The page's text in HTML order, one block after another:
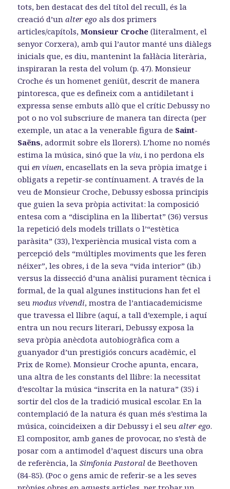
tots, ben destacat des del títol del recull, és la
creació d’unalter ego als dos primers
articles/capítols,Monsieur Croche (literalment, el
senyor Corxera), amb qui l’autor manté uns diàlegs
inicials que, es diu, mantenint la fal·làcia literària,
inspiraran la resta del volum (p. 47). Monsieur
Croche és un homenet geniüt, descrit de manera
pintoresca, que es defineix com a antidiletant i
expressa sense embuts allò que el crític Debussy no
pot o no vol subscriure de manera tan directa (per
exemple, un atac a la venerable figura de Saint-
Saëns, adormit sobre els llorers). L’home no només
estima la música, sinó que laviu, i no perdona els
quien viuen, encasellats en la seva pròpia imatge i
obligats a repetir-se contínuament. A través de la
veu de Monsieur Croche, Debussy esbossa principis
que guien la seva pròpia activitat: la composició
entesa com a “disciplina en la llibertat” (36) versus
la repetició dels models trillats o l’“estètica
paràsita” (33), l’experiència musical vista com a
percepció dels “múltiples moviments que les feren
néixer”, les obres, i de la seva “vida interior” (ib.)
versus la dissecció d’una anàlisi purament tècnica i
formal, de la qual algunes institucions han fet el
seu modus vivendi, mostra de l’antiacademicisme
que travessa el llibre (aquí, a tall d’exemple, i aquí
entra un nou recurs literari, Debussy exposa la
seva pròpia anècdota autobiogràfica com a
guanyador d’un prestigiós concurs acadèmic, el
Prix de Rome). Monsieur Croche apunta, encara,
una altra de les constants del llibre: la necessitat
d’escoltar la música “inscrita en la natura” (35) i
sortir del clos de la tradició musical escolar. En la
contemplació de la natura és quan més s’estima la
música, coincideixen a dir Debussy i el seualter ego.
El compositor, amb ganes de provocar, no s’està de
posar com a antimodel d’aquest discurs una obra
de referència, laSimfonia Pastoral de Beethoven
(84-85). (Poc o gens amic de referir-se a les seves